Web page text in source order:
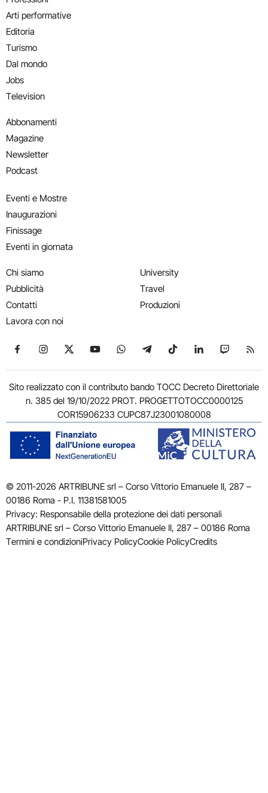
Arti performative
Editoria
Turismo
Dal mondo
Jobs
Television
Abbonamenti
Magazine
Newsletter
Podcast
Eventi e Mostre
Inaugurazioni
Finissage
Eventi in giornata
Chi siamo
Pubblicità
Contatti
Lavora con noi
University
Travel
Produzioni
Seguici su Facebook
Seguici su Instagram
Seguici su X
Seguici su YouTube
Seguici su WhatsApp
Seguici su Telegram
Seguici su TikTok
Seguici su
Seguici
Sito realizzato con il contributo bando TOCC Decreto Direttoriale
n. 385 del 19/10/2022 PROT. PROGETTOTOCC0000125
COR15906233 CUPC87J23001080008
© 2011-2026 ARTRIBUNE srl – Corso Vittorio Emanuele II, 287 –
00186 Roma - P.I. 11381581005
Privacy: Responsabile della protezione dei dati personali
ARTRIBUNE srl – Corso Vittorio Emanuele II, 287 – 00186 Roma
Termini e condizioniPrivacy PolicyCookie PolicyCredits